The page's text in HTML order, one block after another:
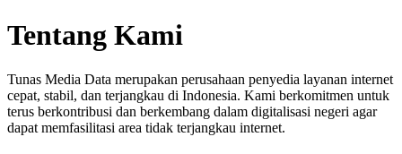
Tentang Kami
Tunas Media Data merupakan perusahaan penyedia layanan internet
cepat, stabil, dan terjangkau di Indonesia. Kami berkomitmen untuk
terus berkontribusi dan berkembang dalam digitalisasi negeri agar
dapat memfasilitasi area tidak terjangkau internet.